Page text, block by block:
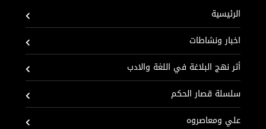
الرئيسية
اخبار ونشاطات
أثر نهج البلاغة في اللغة والادب
سلسلة قصار الحكم
علي ومعاصروه